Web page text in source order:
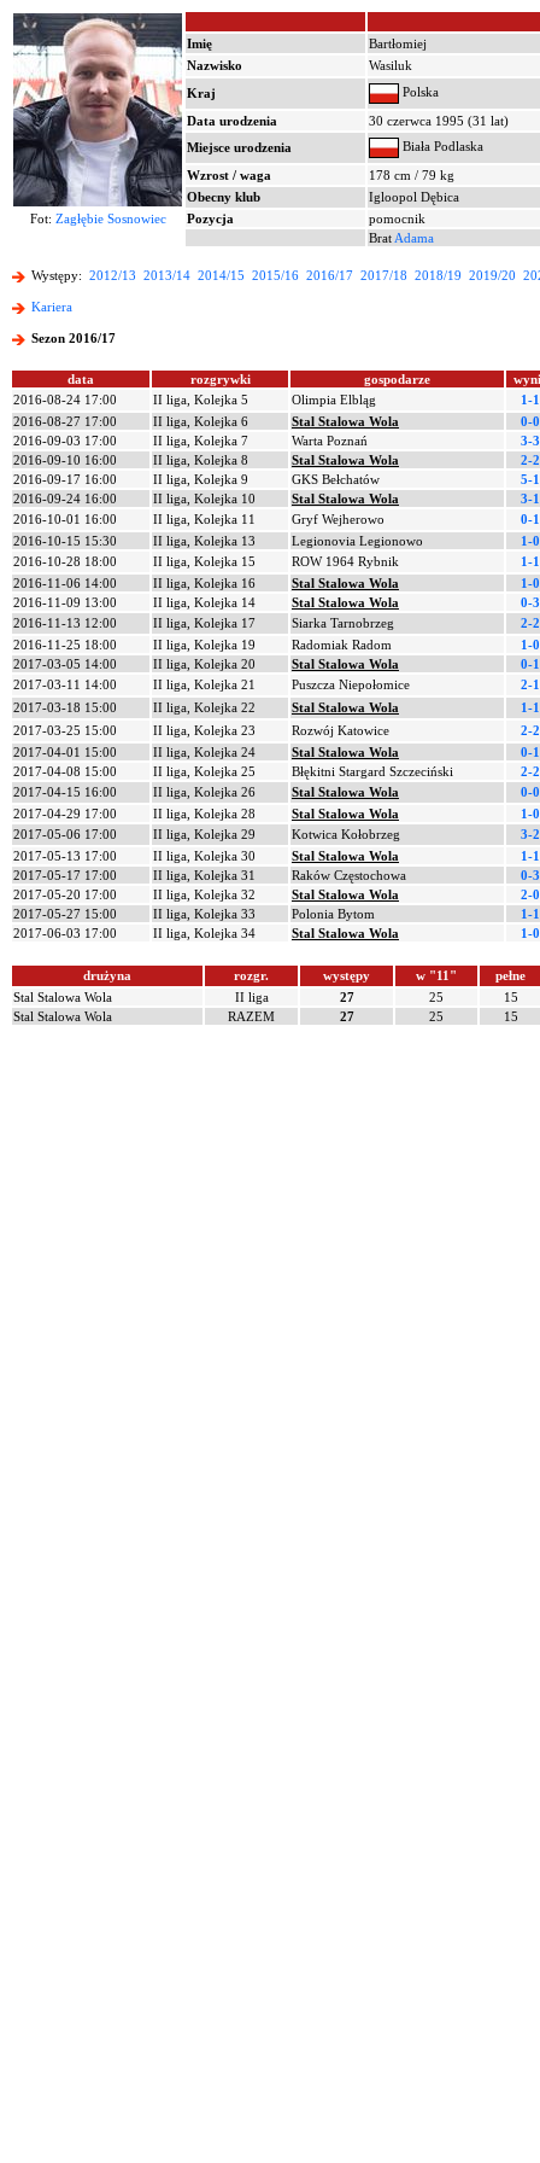
Imię
Bartłomiej
Nazwisko
Wasiluk
Kraj
Polska
Data urodzenia
30 czerwca 1995 (31 lat)
Miejsce urodzenia
Biała Podlaska
Wzrost / waga
178 cm / 79 kg
Obecny klub
Igloopol Dębica
Fot: Zagłębie Sosnowiec Pozycja
pomocnik
Brat Adama
Występy: 2012/13 2013/14 2014/15 2015/16 2016/17 2017/18 2018/19 2019/20
Kariera
Sezon 2016/17
data rozgrywki gospodarze
2016-08-24 17:00
II liga, Kolejka 5 Olimpia Elbląg
1-1
2016-08-27 17:00
II liga, Kolejka 6 Stal Stalowa Wola
0-0
2016-09-03 17:00
II liga, Kolejka 7 Warta Poznań
3-3
2016-09-10 16:00
II liga, Kolejka 8 Stal Stalowa Wola
2-2
2016-09-17 16:00
II liga, Kolejka 9 GKS Bełchatów
5-1
2016-09-24 16:00
II liga, Kolejka 10 Stal Stalowa Wola
3-1
2016-10-01 16:00
II liga, Kolejka 11 Gryf Wejherowo
0-1
2016-10-15 15:30
II liga, Kolejka 13 Legionovia Legionowo
1-0
2016-10-28 18:00
II liga, Kolejka 15 ROW 1964 Rybnik
1-1
2016-11-06 14:00
II liga, Kolejka 16 Stal Stalowa Wola
1-0
2016-11-09 13:00
II liga, Kolejka 14 Stal Stalowa Wola
0-3
2016-11-13 12:00
II liga, Kolejka 17 Siarka Tarnobrzeg
2-2
2016-11-25 18:00
II liga, Kolejka 19 Radomiak Radom
1-0
2017-03-05 14:00
II liga, Kolejka 20 Stal Stalowa Wola
0-1
2017-03-11 14:00
II liga, Kolejka 21 Puszcza Niepołomice
2-1
2017-03-18 15:00
II liga, Kolejka 22 Stal Stalowa Wola
1-1
2017-03-25 15:00
II liga, Kolejka 23 Rozwój Katowice
2-2
2017-04-01 15:00
II liga, Kolejka 24 Stal Stalowa Wola
0-1
2017-04-08 15:00
II liga, Kolejka 25 Błękitni Stargard Szczeciński
2-2
2017-04-15 16:00
II liga, Kolejka 26 Stal Stalowa Wola
0-0
2017-04-29 17:00
II liga, Kolejka 28 Stal Stalowa Wola
1-0
2017-05-06 17:00
II liga, Kolejka 29 Kotwica Kołobrzeg
3-2
2017-05-13 17:00
II liga, Kolejka 30 Stal Stalowa Wola
1-1
2017-05-17 17:00
II liga, Kolejka 31 Raków Częstochowa
0-3
2017-05-20 17:00
II liga, Kolejka 32 Stal Stalowa Wola
2-0
2017-05-27 15:00
II liga, Kolejka 33 Polonia Bytom
1-1
2017-06-03 17:00
II liga, Kolejka 34 Stal Stalowa Wola 1-0
drużyna rozgr. występy w "11"
pełne
Stal Stalowa Wola
II liga 27 25
15
Stal Stalowa Wola
RAZEM 27 25 15